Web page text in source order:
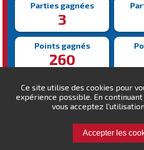
Ce site utilise des cookies pour
expérience possible. En
vous acceptez
Accepter les
Parties gagnées
3
Points gagnés
260
Victoire la plus rapide
180s
Défiez